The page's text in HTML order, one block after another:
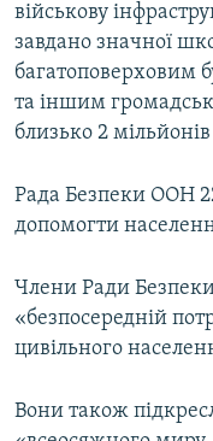
військову
завдано значної
багатоповерховим
та іншим
близько 2
Рада Безпеки ООН
допомогти
Члени Ради Безпеки
«безпосередній
цивільного
Вони також